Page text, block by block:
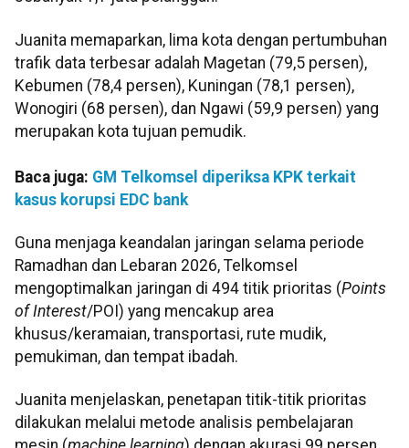
Juanita memaparkan, lima kota dengan pertumbuhan
trafik data terbesar adalah Magetan (79,5 persen),
Kebumen (78,4 persen), Kuningan (78,1 persen),
Wonogiri (68 persen), dan Ngawi (59,9 persen) yang
merupakan kota tujuan pemudik.
Baca juga: GM Telkomsel diperiksa KPK terkait
kasus korupsi EDC bank
Guna menjaga keandalan jaringan selama periode
Ramadhan dan Lebaran 2026, Telkomsel
mengoptimalkan jaringan di 494 titik prioritas (Points
of Interest/POI) yang mencakup area
khusus/keramaian, transportasi, rute mudik,
pemukiman, dan tempat ibadah.
Juanita menjelaskan, penetapan titik-titik prioritas
dilakukan melalui metode analisis pembelajaran